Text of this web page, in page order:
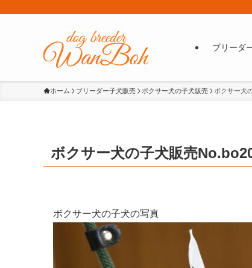
ブリーダ
ホーム ブリーダー子犬販売 ボクサー犬の子犬販売 ボクサー犬
ボクサー犬の子犬販売
ボクサー犬の子犬の写真